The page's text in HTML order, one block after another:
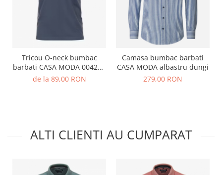
Tricou O-neck bumbac
barbati CASA MODA 004200
indigo
de la 89,00 RON
Camasa bumbac barbati
CASA MODA albastru dungi
279,00 RON
ALTI CLIENTI AU CUMPARAT